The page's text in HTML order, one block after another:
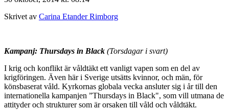
Skrivet av Carina Etander Rimborg
Kampanj: Thursdays in Black (Torsdagar i svart)
I krig och konflikt är våldtäkt ett vanligt vapen som en del av
krigföringen. Även här i Sverige utsätts kvinnor, och män, för
könsbaserat våld. Kyrkornas globala vecka ansluter sig i år till den
internationella kampanjen ”Thursdays in Black", som vill utmana de
attityder och strukturer som är orsaken till våld och våldtäkt.